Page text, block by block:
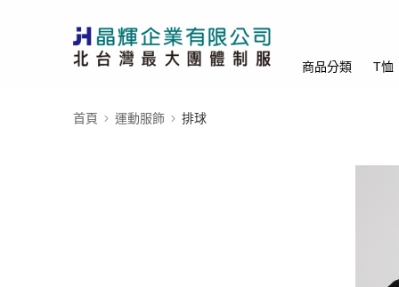
商品分類 T恤
首頁 運動服飾 排球